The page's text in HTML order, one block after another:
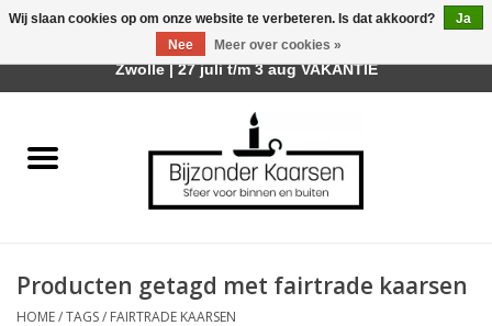
Räder Design Stories
Geurkaarsen
Producten getagd met fairtrade kaarsen
HOME/TAGS/ FAIRTRADE KAARSEN
Wij slaan cookies op om onze website te verbeteren. Is dat akkoord?
Ja
Nee
Meer over cookies »
Afhalen is mogelijk bij mijn winkel Trotz | Belvederelaan 107
Zwolle | 27 juli t/m 3 aug VAKANTIE